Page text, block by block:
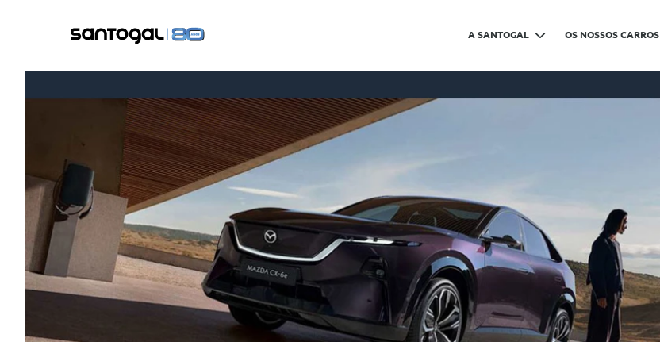
A SANTOGAL OS NOSSOS CARROS